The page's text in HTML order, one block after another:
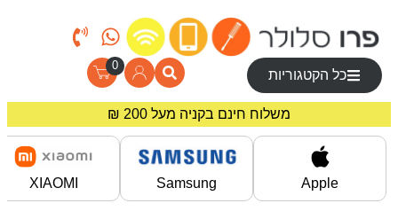
כל הקטגוריות
0
משלוח חינם בקניה מעל 200 ₪
מחירים מיוחדים לרוכשים באתר!
Samsung
XIAOMI